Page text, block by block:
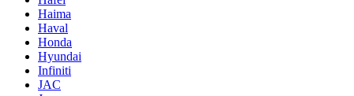
Haima
Haval
Honda
Hyundai
Infiniti
JAC